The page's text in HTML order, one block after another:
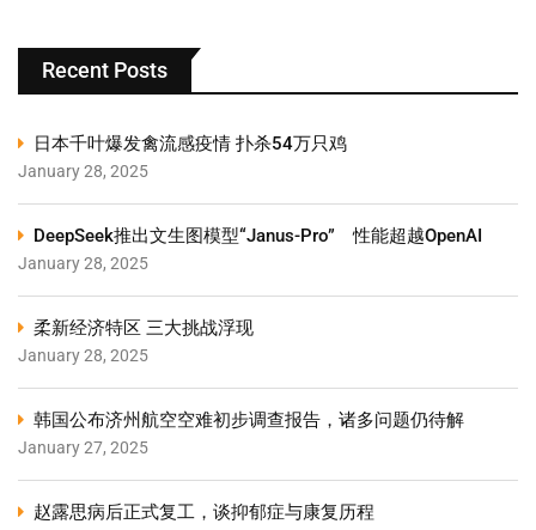
Recent Posts
日本千叶爆发禽流感疫情 扑杀54万只鸡
January 28, 2025
DeepSeek推出文生图模型“Janus-Pro” 性能超越OpenAI
January 28, 2025
柔新经济特区 三大挑战浮现
January 28, 2025
韩国公布济州航空空难初步调查报告，诸多问题仍待解
January 27, 2025
赵露思病后正式复工，谈抑郁症与康复历程